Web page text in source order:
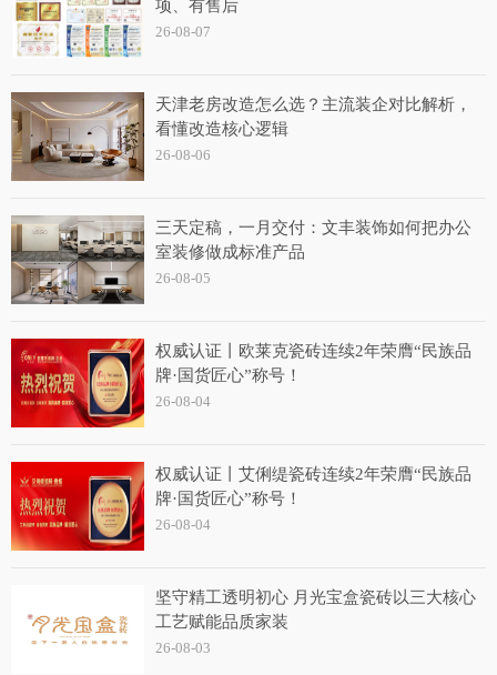
项、有售后
26-08-07
天津老房改造怎么选？主流装企对比解析，
看懂改造核心逻辑
26-08-06
三天定稿，一月交付：文丰装饰如何把办公
室装修做成标准产品
26-08-05
权威认证丨欧莱克瓷砖连续2年荣膺“民族品
牌·国货匠心”称号！
26-08-04
权威认证丨艾俐缇瓷砖连续2年荣膺“民族品
牌·国货匠心”称号！
26-08-04
坚守精工透明初心 月光宝盒瓷砖以三大核心
工艺赋能品质家装
26-08-03